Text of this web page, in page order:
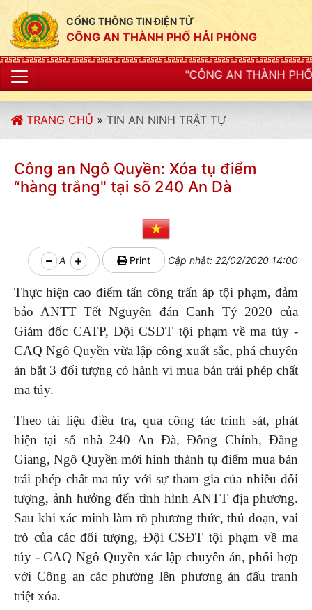
CỔNG THÔNG TIN ĐIỆN TỬ
CÔNG AN THÀNH PHỐ HẢI PHÒNG
"CÔNG AN THÀNH PHỐ HẢI PHÒNG
TRANG CHỦ » TIN AN NINH TRẬT TỰ
Công an Ngô Quyền: Xóa tụ điểm
“hàng trắng" tại sõ 240 An Dà
A Print Cập nhật: 22/02/2020 14:00
Thực hiện cao điểm tấn công trấn áp tội phạm, đảm
bảo ANTT Tết Nguyên đán Canh Tý 2020 của
Giám đốc CATP, Đội CSĐT tội phạm về ma túy -
CAQ Ngô Quyền vừa lập công xuất sắc, phá chuyên
án bắt 3 đối tượng có hành vi mua bán trái phép chất
ma túy.
Theo tài liệu điều tra, qua công tác trinh sát, phát
hiện tại số nhà 240 An Đà, Đông Chính, Đằng
Giang, Ngô Quyền mới hình thành tụ điểm mua bán
trái phép chất ma túy với sự tham gia của nhiều đối
tượng, ảnh hưởng đến tình hình ANTT địa phương.
Sau khi xác minh làm rõ phương thức, thủ đoạn, vai
trò của các đối tượng, Đội CSĐT tội phạm về ma
túy - CAQ Ngô Quyền xác lập chuyên án, phối hợp
với Công an các phường lên phương án đấu tranh
triệt xóa.